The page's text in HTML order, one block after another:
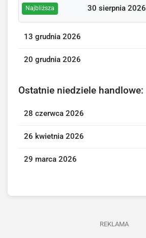
Najbliższa 30 sierpnia 2026
13 grudnia 2026
20 grudnia 2026
Ostatnie niedziele handlowe:
28 czerwca 2026
26 kwietnia 2026
29 marca 2026
REKLAMA